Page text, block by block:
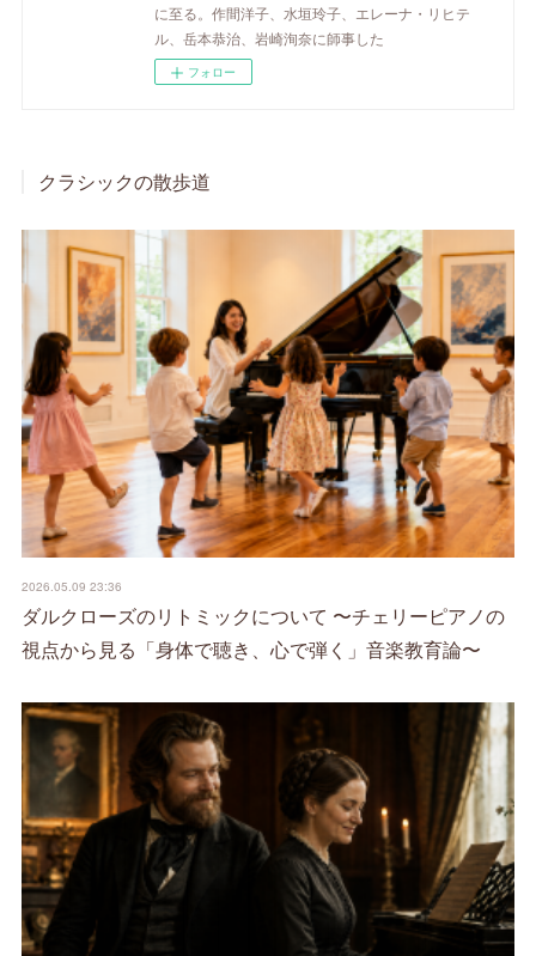
に至る。作間洋子、水垣玲子、エレーナ・リヒテ
ル、岳本恭治、岩崎洵奈に師事した
フォロー
クラシックの散歩道
2026.05.09 23:36
ダルクローズのリトミックについて 〜チェリーピアノの
視点から見る「身体で聴き、心で弾く」音楽教育論〜